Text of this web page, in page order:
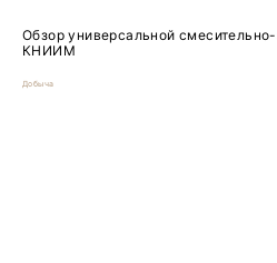
Обзор универсальной
КНИИМ
Добыча